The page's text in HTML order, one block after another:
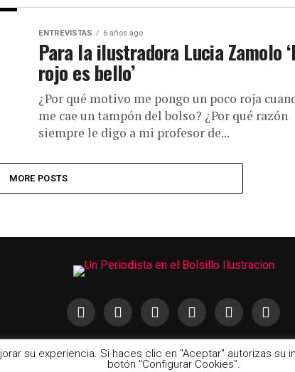
ENTREVISTAS 6 años ago
Para la ilustradora Lucia Zamolo
rojo es bello’
¿Por qué motivo me pongo un poco roja
me cae un tampón del bolso? ¿Por qué razón
siempre le digo a mi profesor de...
MORE POSTS
su experiencia. Si haces clic en "Aceptar" autorizas
botón "Configurar Cookies".